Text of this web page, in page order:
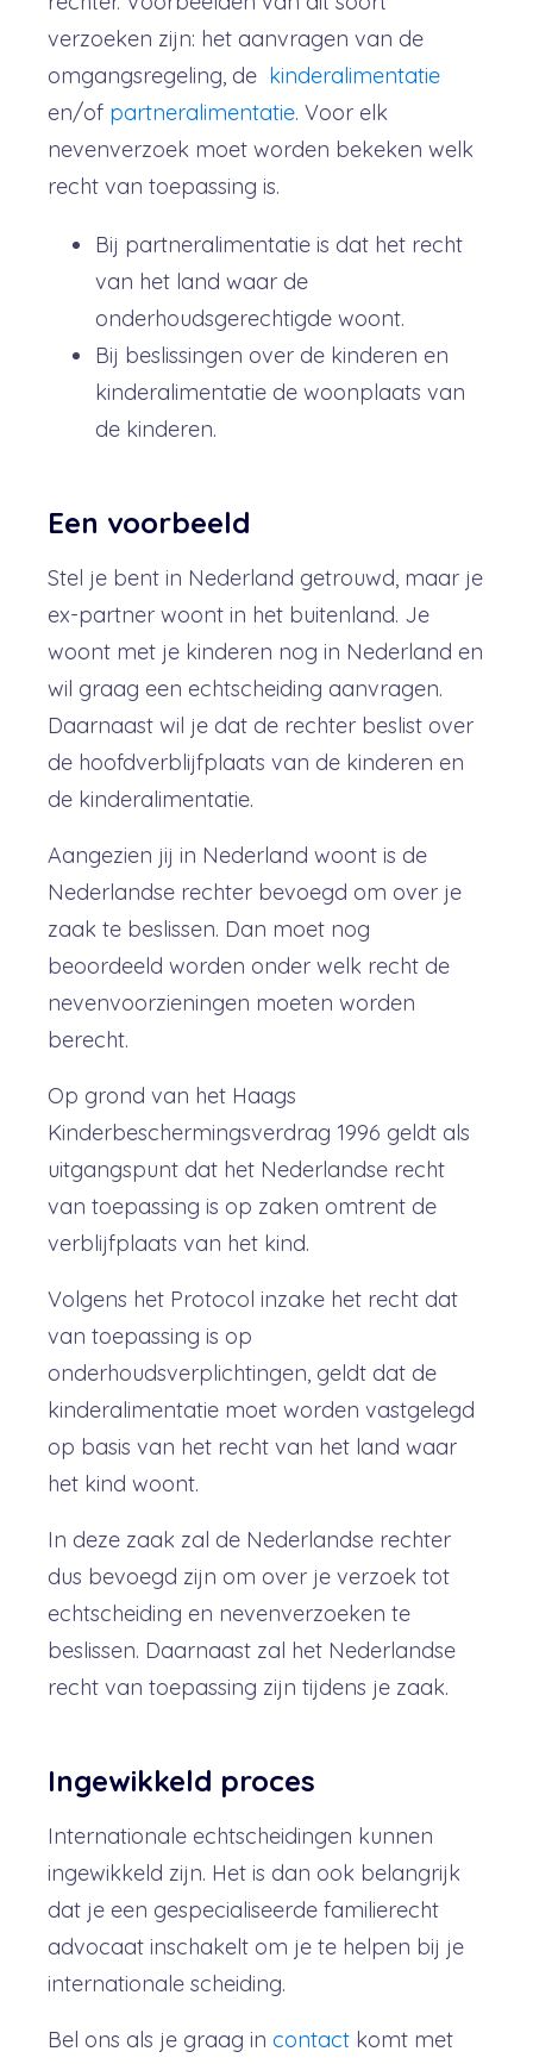
verzoeken zijn: het aanvragen van de
omgangsregeling, de kinderalimentatie
en/of partneralimentatie. Voor elk
nevenverzoek moet worden bekeken welk
recht van toepassing is.
Bij partneralimentatie is dat het recht
van het land waar de
onderhoudsgerechtigde woont.
Bij beslissingen over de kinderen en
kinderalimentatie de woonplaats van
de kinderen.
Een voorbeeld
Stel je bent in Nederland getrouwd, maar je
ex-partner woont in het buitenland. Je
woont met je kinderen nog in Nederland en
wil graag een echtscheiding aanvragen.
Daarnaast wil je dat de rechter beslist over
de hoofdverblijfplaats van de kinderen en
de kinderalimentatie.
Aangezien jij in Nederland woont is de
Nederlandse rechter bevoegd om over je
zaak te beslissen. Dan moet nog
beoordeeld worden onder welk recht de
nevenvoorzieningen moeten worden
berecht.
Op grond van het Haags
Kinderbeschermingsverdrag 1996 geldt als
uitgangspunt dat het Nederlandse recht
van toepassing is op zaken omtrent de
verblijfplaats van het kind.
Volgens het Protocol inzake het recht dat
van toepassing is op
onderhoudsverplichtingen, geldt dat de
kinderalimentatie moet worden vastgelegd
op basis van het recht van het land waar
het kind woont.
In deze zaak zal de Nederlandse rechter
dus bevoegd zijn om over je verzoek tot
echtscheiding en nevenverzoeken te
beslissen. Daarnaast zal het Nederlandse
recht van toepassing zijn tijdens je zaak.
Ingewikkeld proces
Internationale echtscheidingen kunnen
ingewikkeld zijn. Het is dan ook belangrijk
dat je een gespecialiseerde familierecht
advocaat inschakelt om je te helpen bij je
internationale scheiding.
Bel ons als je graag in contact komt met